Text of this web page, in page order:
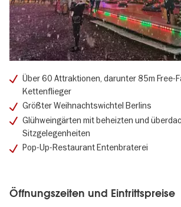
Über 60 Attraktionen, darunter 85m Free-
Kettenflieger
Größter Weihnachtswichtel Berlins
Glühweingärten mit beheizten und
Sitzgelegenheiten
Pop-Up-Restaurant Entenbraterei
Öffnungszeiten und Eintrittspreise